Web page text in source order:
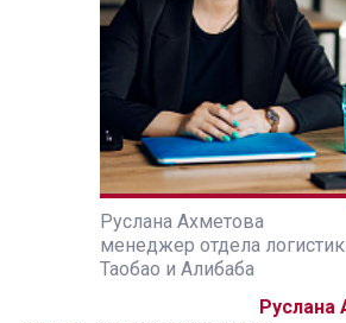
Руслана Ахметова
менеджер отдела
Таобао и Алибаба
Руслана